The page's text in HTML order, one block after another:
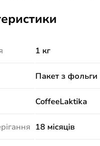
1 кг
Пакет з фольги
CoffeeLaktika
18 місяців